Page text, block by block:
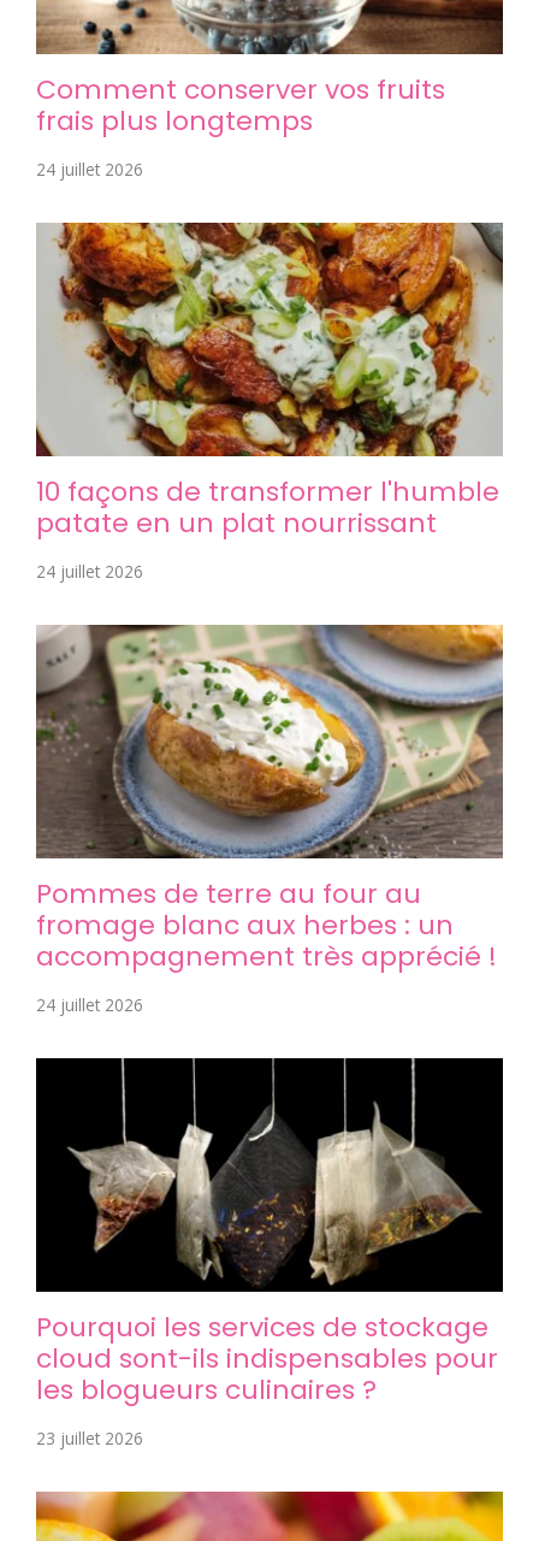
Comment conserver vos fruits
frais plus longtemps
24 juillet 2026
10 façons de transformer l'humble
patate en un plat nourrissant
24 juillet 2026
Pommes de terre au four au
fromage blanc aux herbes : un
accompagnement très apprécié !
24 juillet 2026
Pourquoi les services de stockage
cloud sont-ils indispensables pour
les blogueurs culinaires ?
23 juillet 2026